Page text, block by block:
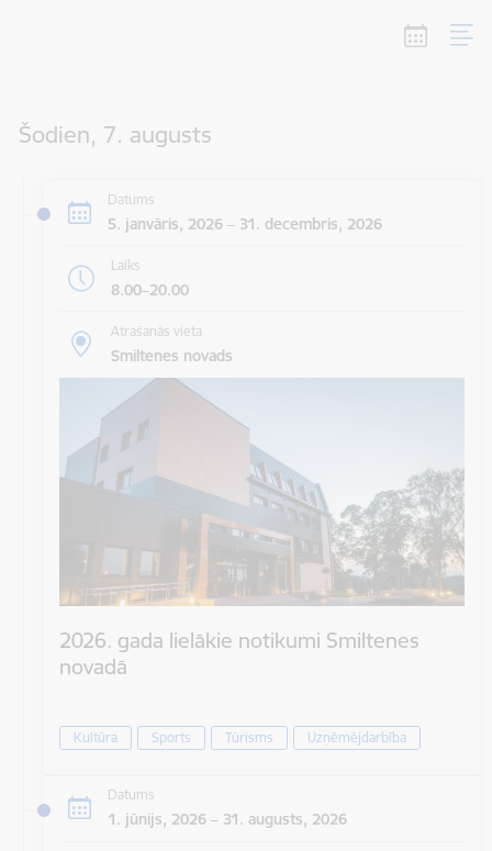
Šodien, 7. augusts
Datums
5. janvāris, 2026 – 31. decembris, 2026
Laiks
8.00–20.00
Atrašanās vieta
Smiltenes novads
2026. gada lielākie notikumi Smiltenes
novadā
Kultūra Sports Tūrisms Uzņēmējdarbība
Datums
1. jūnijs, 2026 – 31. augusts, 2026